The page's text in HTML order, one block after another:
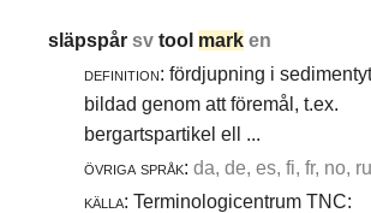
släpspårsvtool mark en
definition: fördjupning i
bildad genom att föremål, t.ex.
bergartspartikel ell ...
övriga språk: da, de, es, fi, fr, no, ru
källa: Terminologicentrum TNC: